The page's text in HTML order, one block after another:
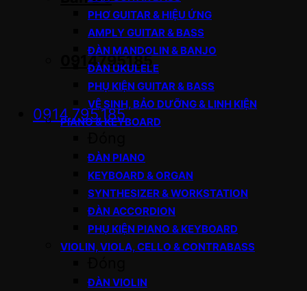
0914795185
0914.795.185
PHƠ GUITAR & HIỆU ỨNG
AMPLY GUITAR & BASS
ĐÀN MANDOLIN & BANJO
ĐÀN UKULELE
PHỤ KIỆN GUITAR & BASS
VỆ SINH, BẢO DƯỠNG & LINH KIỆN
PIANO & KEYBOARD
ĐÀN PIANO
KEYBOARD & ORGAN
SYNTHESIZER & WORKSTATION
ĐÀN ACCORDION
PHỤ KIỆN PIANO & KEYBOARD
VIOLIN, VIOLA, CELLO & CONTRABASS
ĐÀN VIOLIN